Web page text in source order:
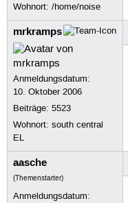
Wohnort: /home/noise
mrkramps
Anmeldungsdatum:
10. Oktober 2006
Beiträge:5523
Wohnort: south central
EL
aasche
(Themenstarter)
Anmeldungsdatum: